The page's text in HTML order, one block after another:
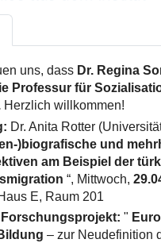
uns, dass Dr. Regina
Professur für
Herzlich willkommen!
Dr. Anita Rotter
)biografische und
am Beispiel der
“, Mittwoch,
E, Raum 201
Forschungsprojekt: "
– zur Neudefinition